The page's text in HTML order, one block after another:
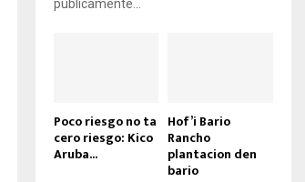
públicamente...
Poco riesgo no ta
cero riesgo: Kico
Aruba...
Hof’i Bario
Rancho
plantacion den
bario